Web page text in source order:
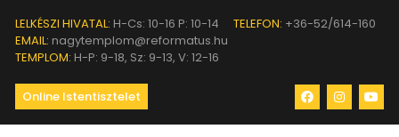
LELKÉSZI HIVATAL: H-Cs: 10-16 P: 10-14 TELEFON: +36-52/614-160
EMAIL: nagytemplom@reformatus.hu
TEMPLOM: H-P: 9-18, Sz: 9-13, V: 12-16
Online Istentisztelet